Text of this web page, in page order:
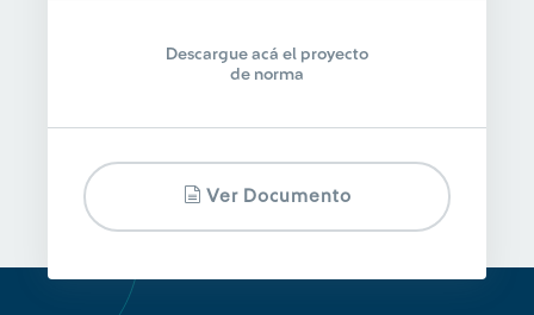
Descargue acá el proyecto
de norma
Ver Documento